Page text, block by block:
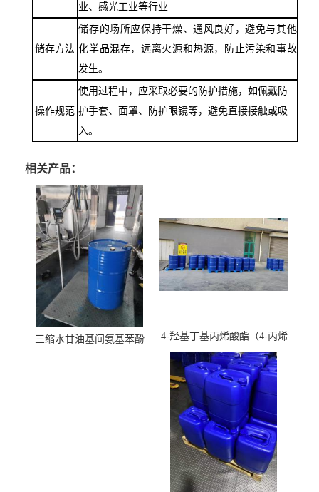
业、感光工业等行业
储存方法
储存的场所应保持干燥、通风良好，避免与其他
化学品混存，远离火源和热源，防止污染和事故
发生。
操作规范
使用过程中，应采取必要的防护措施，如佩戴防
护手套、面罩、防护眼镜等，避免直接接触或吸
入。
相关产品：
三缩水甘油基间氨基苯酚
4-羟基丁基丙烯酸酯（4-丙烯
酸羟丁酯）